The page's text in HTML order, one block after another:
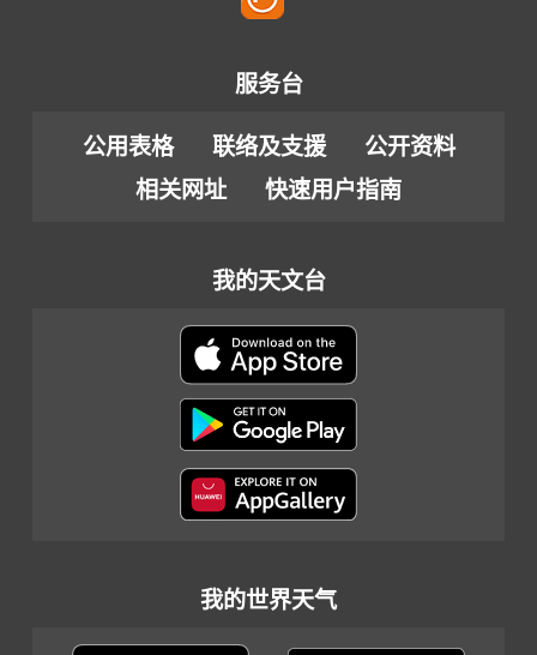
服务台
公用表格 联络及支援
公开资料
相关网址
快速用户指南
我的天文台
我的世界天气